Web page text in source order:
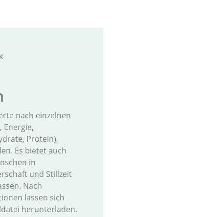
nach einzelnen
Protein),
Es bietet auch
in
und Stillzeit
Nach
lassen sich
herunterladen.